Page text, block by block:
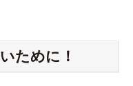
ために！